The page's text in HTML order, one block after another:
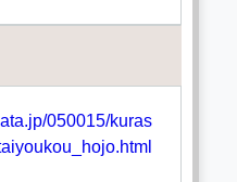
050015/kuras